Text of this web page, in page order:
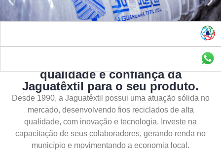
qualidade e confiança da
Jaguatêxtil para o seu produto.
Desde 1990, a Jaguatêxtil possui uma atuação sólida no
mercado, desenvolvendo fios reciclados de alta
qualidade, com inovação e tecnologia. Investe na
capacitação de seus colaboradores, gerando renda no
município e movimentando a economia local.